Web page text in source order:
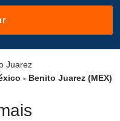
Juarez
- Benito Juarez (MEX)